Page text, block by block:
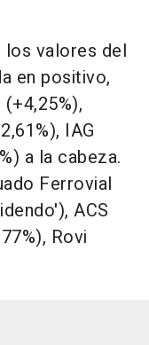
valores del
en positivo,
IAG
a la cabeza.
Ferrovial
ACS
Rovi